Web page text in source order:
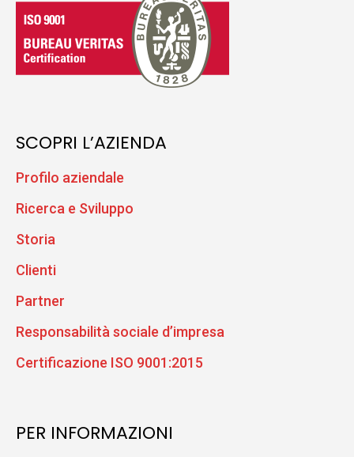
SCOPRI L’AZIENDA
Profilo aziendale
Ricerca e Sviluppo
Storia
Clienti
Partner
Responsabilità sociale d’impresa
Certificazione ISO 9001:2015
PER INFORMAZIONI